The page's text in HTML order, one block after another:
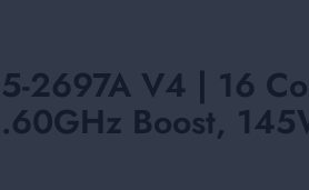
2697A V4 | 16
Boost,